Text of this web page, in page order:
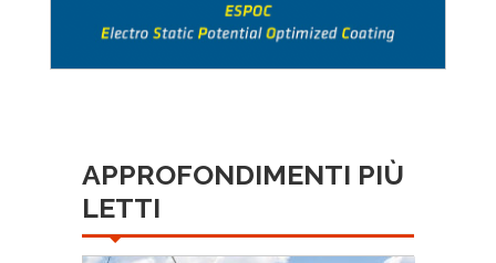
APPROFONDIMENTI PIÙ
LETTI